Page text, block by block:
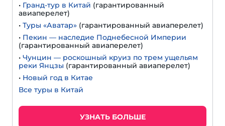
• Гранд-тур в Китай (гарантированный
авиаперелет)
• Туры «Аватар» (гарантированный авиаперелет)
• Пекин — наследие Поднебесной Империи
(гарантированный авиаперелет)
• Чунцин — роскошный круиз по трем ущельям
реки Янцзы (гарантированный авиаперелет)
• Новый год в Китае
Все туры в Китай
УЗНАТЬ БОЛЬШЕ